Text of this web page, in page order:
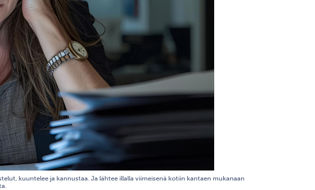
kuuntelee ja kannustaa. Ja lähtee illalla viimeisenä kotiin kantaen mukanaan